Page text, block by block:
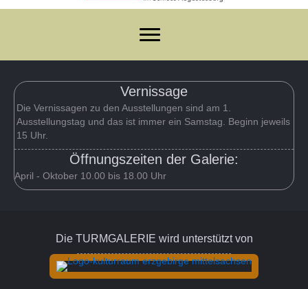
Vernissage
Die Vernissagen zu den Ausstellungen sind am 1.
Ausstellungstag und das ist immer ein Samstag. Beginn jeweils
15 Uhr.
Öffnungszeiten der Galerie:
April - Oktober 10.00 bis 18.00 Uhr
Die TURMGALERIE wird unterstützt von